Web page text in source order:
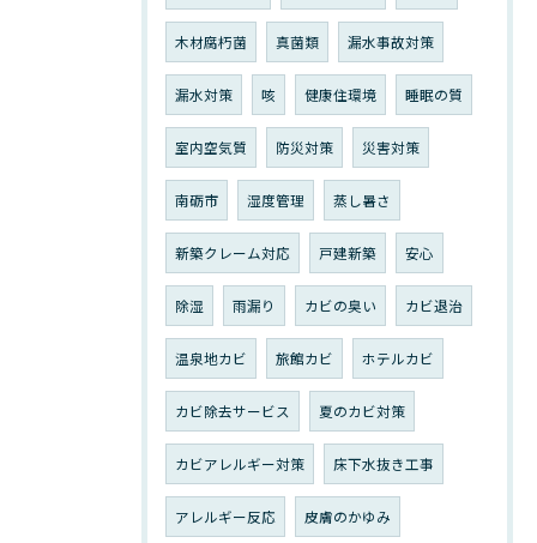
木材腐朽菌 真菌類 漏水事故対策
漏水対策 咳 健康住環境 睡眠の質
室内空気質 防災対策 災害対策
南砺市 湿度管理 蒸し暑さ
新築クレーム対応 戸建新築 安心
除湿 雨漏り カビの臭い カビ退治
温泉地カビ 旅館カビ ホテルカビ
カビ除去サービス 夏のカビ対策
カビアレルギー対策 床下水抜き工事
アレルギー反応 皮膚のかゆみ